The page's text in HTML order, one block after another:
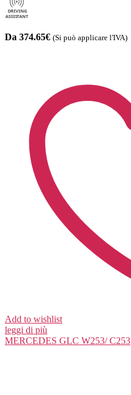
Da 374.65€ (Si può applicare l'IVA)
Add to wishlist
leggi di più
MERCEDES GLC W253/ C253